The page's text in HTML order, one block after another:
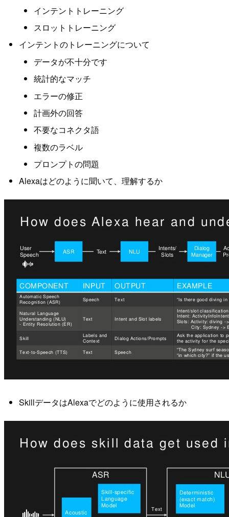
インテントトレーニング
スロットトレーニング
インテントのトレーニングについて
データが不十分です
統計的なマッチ
エラーの修正
計画外の回答
不要なコネクタ語
複数のラベル
プロンプトの問題
Alexaはどのように聞いて、理解するか
SkillデータはAlexaでどのように使用されるか